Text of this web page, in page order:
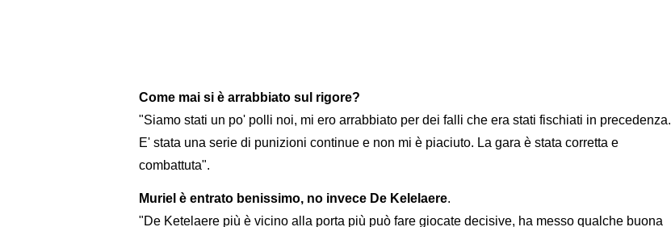
Come mai si è arrabbiato sul rigore?
"Siamo stati un po' polli noi, mi ero arrabbiato per dei falli che era stati fischiati in precedenza.
E' stata una serie di punizioni continue e non mi è piaciuto. La gara è stata corretta e
combattuta".
Muriel è entrato benissimo, no invece De Kelelaere.
"De Ketelaere più è vicino alla porta più può fare giocate decisive, ha messo qualche buona